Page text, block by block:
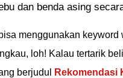
dan benda asing
menggunakan keyword
loh! Kalau tertarik
berjudul
Rekomendasi